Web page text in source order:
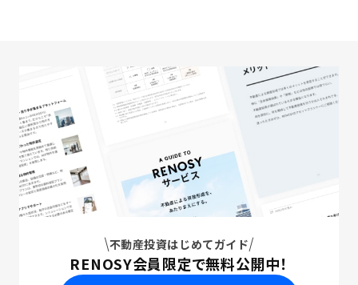
不動産投資はじめてガイド
RENOSY会員限定で無料公開中！